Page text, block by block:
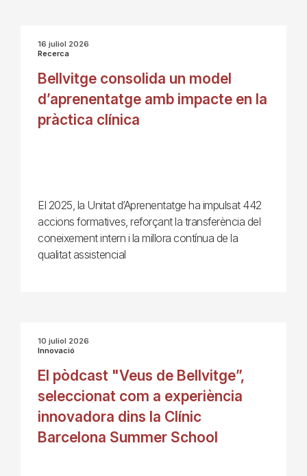
16 juliol 2026
Recerca
Bellvitge consolida un model
d’aprenentatge amb impacte en la
pràctica clínica
El 2025, la Unitat d’Aprenentatge ha impulsat 442
accions formatives, reforçant la transferència del
coneixement intern i la millora contínua de la
qualitat assistencial
10 juliol 2026
Innovació
El pòdcast "Veus de Bellvitge”,
seleccionat com a experiència
innovadora dins la Clínic
Barcelona Summer School